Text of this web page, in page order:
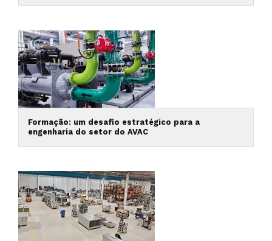
Formação: um desafio estratégico para a
engenharia do setor do AVAC